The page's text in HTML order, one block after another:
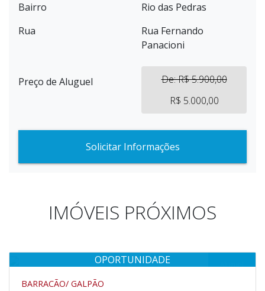
Bairro
Rio das Pedras
Rua
Rua Fernando
Panacioni
Preço de Aluguel
De: R$ 5.900,00
R$ 5.000,00
Solicitar Informações
IMÓVEIS PRÓXIMOS
Aluguel
OPORTUNIDADE
BARRACÃO/ GALPÃO